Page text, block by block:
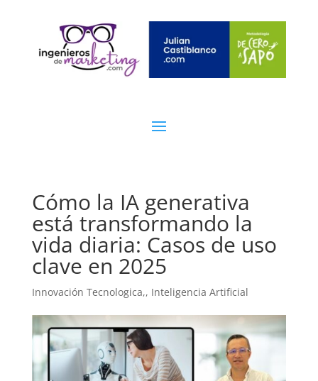
Cómo la IA generativa
está transformando la
vida diaria: Casos de uso
clave en 2025
Innovación Tecnologica,, Inteligencia Artificial